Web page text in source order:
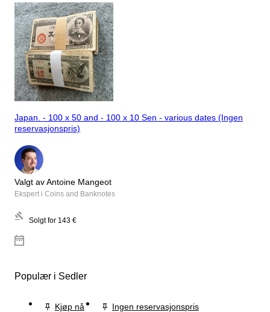
Japan. - 100 x 50 and - 100 x 10 Sen - various dates (Ingen
reservasjonspris)
Valgt av Antoine Mangeot
Ekspert i Coins and Banknotes
Solgt for 143 €
Populær i Sedler
Kjøp nå
Ingen reservasjonspris